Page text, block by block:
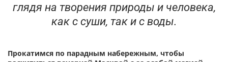
глядя на творения природы и человека,
как с суши, так и с воды.
Прокатимся по парадным набережным, чтобы